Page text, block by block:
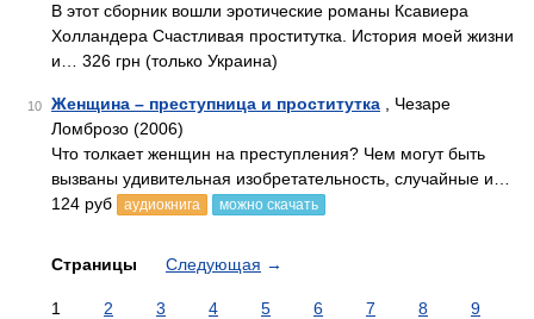
В этот сборник вошли эротические романы Ксавиера
Холландера Счастливая проститутка. История моей жизни
и… 326 грн (только Украина)
10 Женщина – преступница и проститутка , Чезаре
Ломброзо (2006)
Что толкает женщин на преступления? Чем могут быть
вызваны удивительная изобретательность, случайные и…
124 руб
аудиокнига можно скачать
Страницы Следующая →
1 2 3 4 5 6 7 8
9